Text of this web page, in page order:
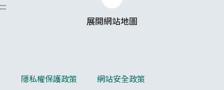
展開網站地圖
:::
隱私權保護政策
網站安全政策